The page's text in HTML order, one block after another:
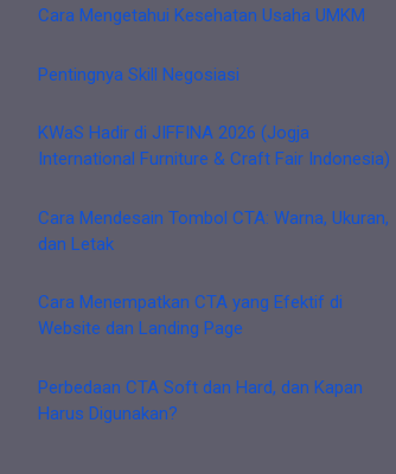
Cara Mengetahui Kesehatan Usaha UMKM
Pentingnya Skill Negosiasi
KWaS Hadir di JIFFINA 2026 (Jogja
International Furniture & Craft Fair Indonesia)
Cara Mendesain Tombol CTA: Warna, Ukuran,
dan Letak
Cara Menempatkan CTA yang Efektif di
Website dan Landing Page
Perbedaan CTA Soft dan Hard, dan Kapan
Harus Digunakan?